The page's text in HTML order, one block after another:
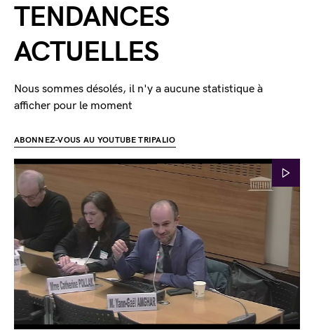
TENDANCES
ACTUELLES
Nous sommes désolés, il n'y a aucune statistique à
afficher pour le moment
ABONNEZ-VOUS AU YOUTUBE TRIPALIO